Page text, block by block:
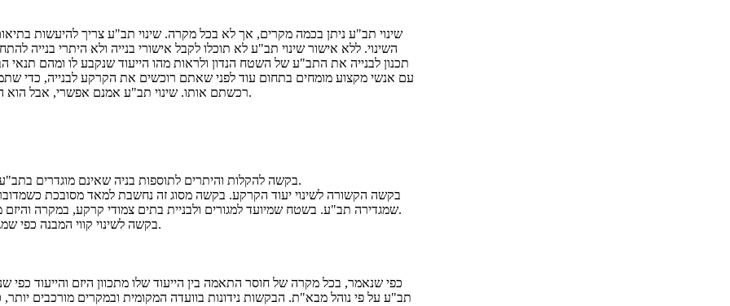
שינוי תב"ע ניתן בכמה מקרים, אך לא בכל מקרה. שינוי תב"ע צריך להיעשות
השינוי. ללא אישור שינוי תב"ע לא תוכלו לקבל אישורי בנייה ולא היתרי בנייה
תכנון לבנייה את התב"ע של השטח הנדון ולראות מהו הייעוד שנקבע לו ומהם תנאי
עם אנשי מקצוע מומחים בתחום עוד לפני שאתם רוכשים את הקרקע לבנייה, כדי
רכשתם אותו. שינוי תב"ע אמנם אפשרי, אבל הוא הליך בירוקרטי מורכב וארוך שיחייב אתכם בליווי מקצועי לאורך כל הדרך.
בקשה להקלות והיתרים לתוספות בניה שאינם מוגדרים בתב"ע – הוספת מרפסת, מקומות חנייה, קומה נוספת למבנה קיים וכיוצא באלה.
בקשה הקשורה לשינוי יעוד הקרקע. בקשה מסוג זה נחשבת למאד מסובכת כשמדובר
שמגדירה תב"ע. בשטח שמיועד למגורים ולבניית בתים צמודי קרקע, במקרה והיזם מעוניין להקים מרכז מסחרי על השטח הנדון יש צורך בשינוי תוכנית תב"ע.
בקשה לשינוי קווי המבנה כפי שמגדירה התב"ע (מרחק ושולי השטח וגבולותיו) מצריכה גם היא שינוי תב"ע.
כפי שנאמר, בכל מקרה של חוסר התאמה בין הייעוד שלו מתכוון היזם והייעוד כפי
תב"ע על פי נוהל מבא"ת. הבקשות נידונות בוועדה המקומית ובמקרים מורכבים